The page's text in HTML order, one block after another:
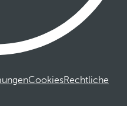
CookiesRechtliche